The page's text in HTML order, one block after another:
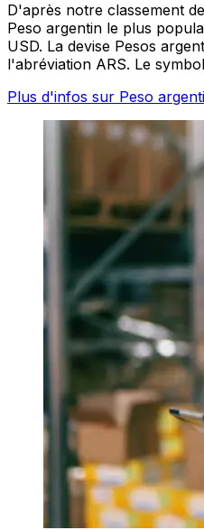
D'après notre classement
Peso argentin le plus
USD. La devise Pesos
l'abréviation ARS. Le
Plus d'infos sur Peso